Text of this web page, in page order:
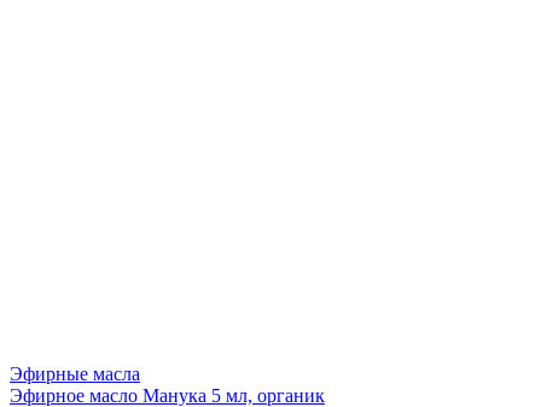
Эфирные масла
Эфирное масло Манука 5 мл, органик